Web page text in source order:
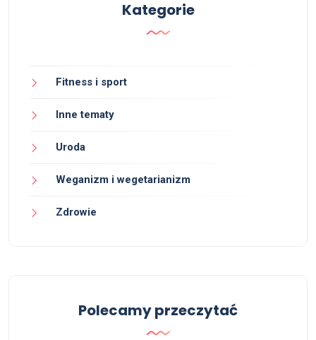
Kategorie
Fitness i sport
Inne tematy
Uroda
Weganizm i wegetarianizm
Zdrowie
Polecamy przeczytać